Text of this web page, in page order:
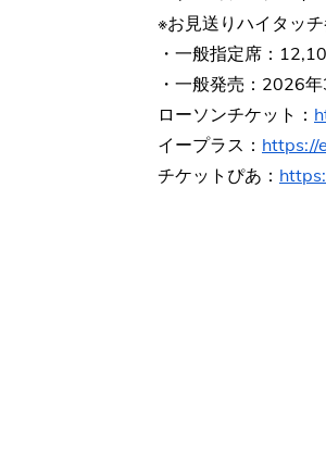
※お見送りハイタッ
・一般指定席：
・一般発売：2026
ローソンチケット：
イープラス： https://
チケットぴあ：